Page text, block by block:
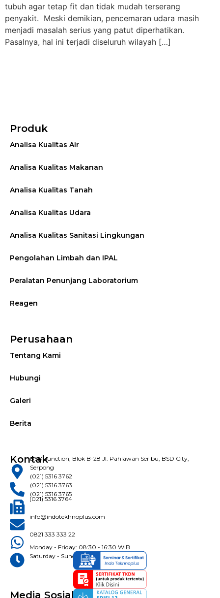
tubuh agar tetap fit dan tidak mudah terserang
penyakit. Meski demikian, pencemaran udara masih
menjadi masalah serius yang patut diperhatikan.
Pasalnya, hal ini terjadi diseluruh wilayah […]
Produk
Analisa Kualitas Air
Analisa Kualitas Makanan
Analisa Kualitas Tanah
Analisa Kualitas Udara
Analisa Kualitas Sanitasi Lingkungan
Pengolahan Limbah dan IPAL
Peralatan Penunjang Laboratorium
Reagen
Perusahaan
Tentang Kami
Hubungi
Galeri
Berita
KontakBSD Junction, Blok B-28 Jl. Pahlawan Seribu, BSD City,
Serpong
(021) 5316 3762
(021) 5316 3763
(021) 5316 3765
(021) 5316 3764
info@indotekhnoplus.com
0821 333 333 22
Monday - Friday: 08:30 - 16:30 WIB
Saturday - Sunday: Closed
Media Sosial